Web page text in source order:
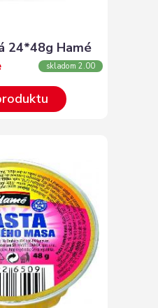
24*48g Hamé
skladom 2.00